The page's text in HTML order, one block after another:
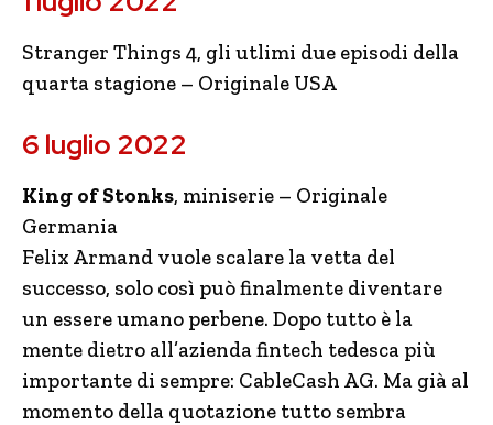
Stranger Things 4, gli utlimi due episodi della
quarta stagione – Originale USA
6 luglio 2022
King of Stonks, miniserie – Originale
Germania
Felix Armand vuole scalare la vetta del
successo, solo così può finalmente diventare
un essere umano perbene. Dopo tutto è la
mente dietro all’azienda fintech tedesca più
importante di sempre: CableCash AG. Ma già al
momento della quotazione tutto sembra